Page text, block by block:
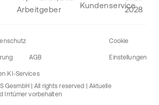
AGB
KI-Services
Cookie
Einstellungen
GesmbH | All rights reserved | Aktuelle
Irrtümer vorbehalten